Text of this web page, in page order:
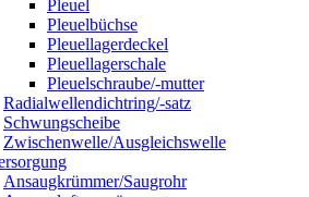
Pleuel
Pleuelbüchse
Pleuellagerdeckel
Pleuellagerschale
Pleuelschraube/-mutter
Radialwellendichtring/-satz
Schwungscheibe
Zwischenwelle/Ausgleichswelle
Ansaugkrümmer/Saugrohr